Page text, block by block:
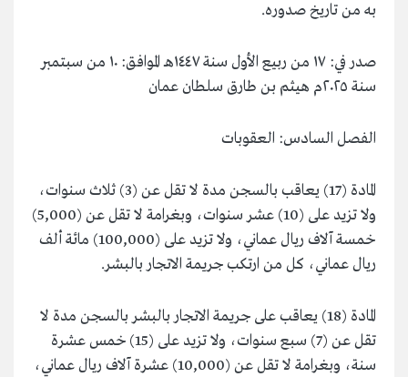
به من تاريخ صدوره.
صدر في: ١٧ من ربيع الأول سنة ١٤٤٧هـ الموافق: ١٠ من سبتمبر
سنة ٢٠٢٥م هيثم بن طارق سلطان عمان
الفصل السادس: العقوبات
المادة (17) يعاقب بالسجن مدة لا تقل عن (3) ثلاث سنوات،
ولا تزيد على (10) عشر سنوات، وبغرامة لا تقل عن (5,000)
خمسة آلاف ريال عماني، ولا تزيد على (100,000) مائة ألف
ريال عماني، كل من ارتكب جريمة الاتجار بالبشر.
المادة (18) يعاقب على جريمة الاتجار بالبشر بالسجن مدة لا
تقل عن (7) سبع سنوات، ولا تزيد على (15) خمس عشرة
سنة، وبغرامة لا تقل عن (10,000) عشرة آلاف ريال عماني،